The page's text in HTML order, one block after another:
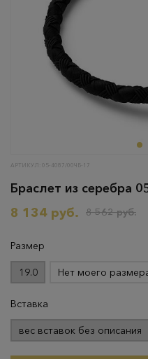
АРТИКУЛ: 05-4087/00ЧБ-17
Браслет из серебра
8 134 руб.
8 562 руб.
Размер
19.0 Нет моего
Вставка
вес вставок без описания